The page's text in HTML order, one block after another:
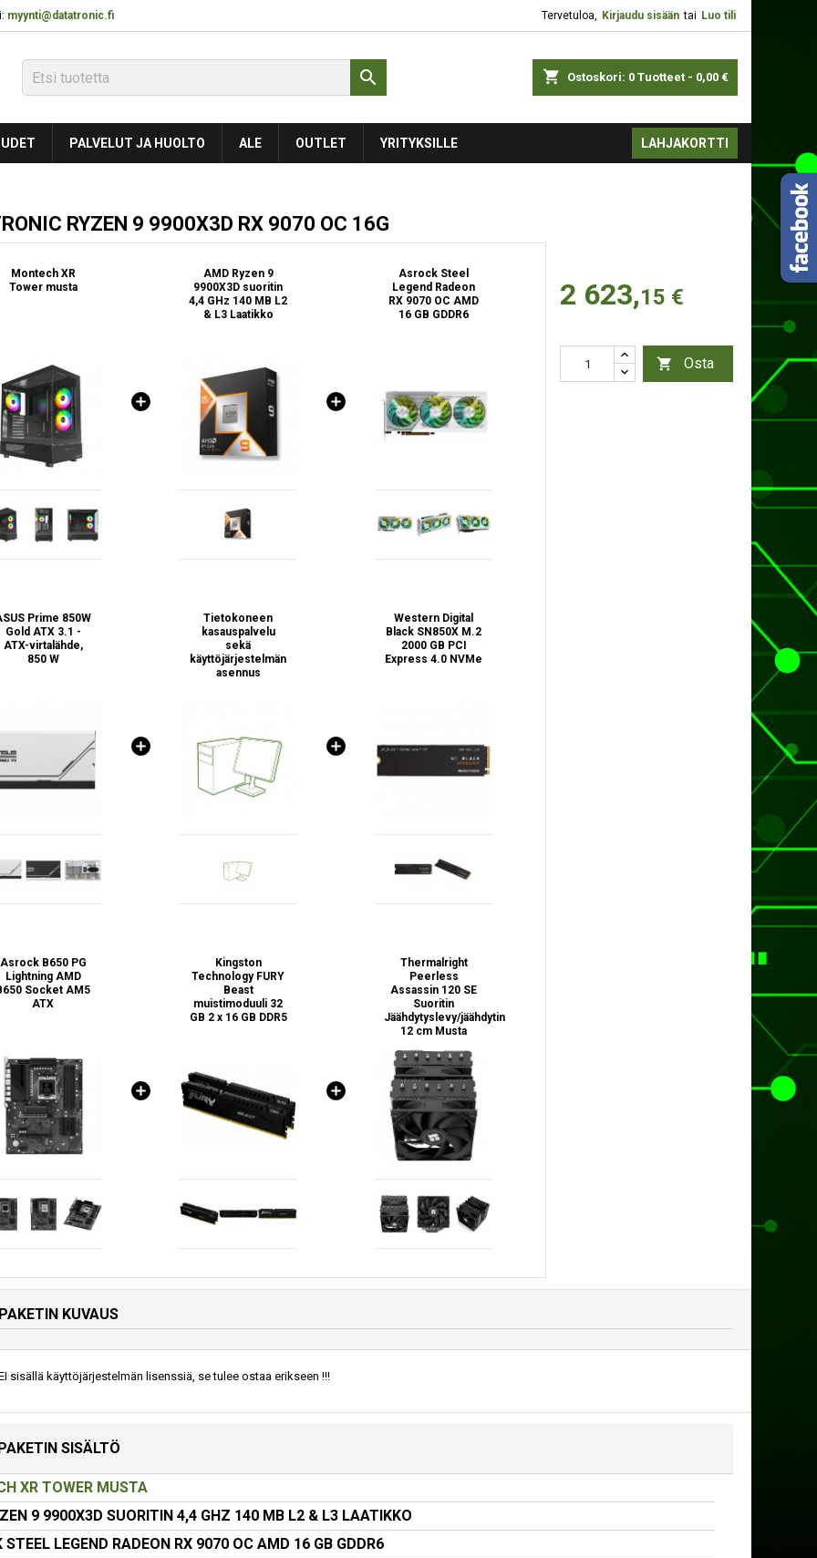
myynti@datatronic.fi Tervetuloa, Kirjaudu sisään tai Luo tili
shopping_cart Ostoskori: 0 Tuotteet - 0,00 €

PALVELUT JA HUOLTO ALE OUTLET YRITYKSILLE LAHJAKORTTI
RYZEN 9 9900X3D RX 9070 OC 16G
Montech XR
Tower musta
AMD Ryzen 9
9900X3D suoritin
4,4 GHz 140 MB L2
& L3 Laatikko
Asrock Steel
Legend Radeon
RX 9070 OC AMD
16 GB GDDR6
Prime 850W
Gold ATX 3.1 -
ATX-virtalähde,
850 W
Tietokoneen
kasauspalvelu
sekä
käyttöjärjestelmän
asennus
Western Digital
Black SN850X M.2
2000 GB PCI
Express 4.0 NVMe
Asrock B650 PG
Lightning AMD
Socket AM5
ATX
Kingston
Technology FURY
Beast
muistimoduuli 32
GB 2 x 16 GB DDR5
Thermalright
Peerless
Assassin 120 SE
Suoritin
Jäähdytyslevy/jäähdytin
12 cm Musta
2 623,15 €
 Osta
KUVAUS
sisällä käyttöjärjestelmän lisenssiä, se tulee ostaa erikseen !!!
SISÄLTÖ
XR TOWER MUSTA
9 9900X3D SUORITIN 4,4 GHZ 140 MB L2 & L3 LAATIKKO
STEEL LEGEND RADEON RX 9070 OC AMD 16 GB GDDR6